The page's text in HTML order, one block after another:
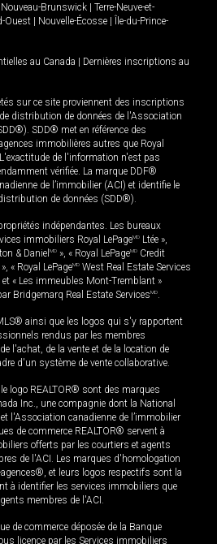
Nouveau-Brunswick | Terre-Neuve-et-
Ouest | Nouvelle-Écosse | Île-du-Prince-
au Canada | Dernières inscriptions au
sur ce site proviennent des inscriptions
distribution de données de l'Association
SDD® met en référence des
immobilières autres que Royal
de l'information n'est pas
vérifiée. La marque DDF®
de l’immobilier (ACI) et identifie le
de données (SDD®).
indépendantes. Les bureaux
immobiliers Royal LePageMD Ltée »,
& Daniel MD », « Royal LePageMD Credit
« Royal LePageMD West Real Estate Services
et « Les immeubles Mont-Tremblant »
Bridgemarq Real Estate ServicesMD
ainsi que les logos qui s'y rapportent
rendus par les membres
l'achat, de la vente et de la location de
d'un système de vente collaborative.
logo REALTOR® sont des marques
Inc., une compagnie dont la National
l'Association canadienne de l’immobilier
de commerce REALTOR® servent à
offerts par les courtiers et agents
de l'ACI. Les marques d'homologation
et leurs logos respectifs sont la
à identifier les services immobiliers que
membres de l'ACI.
de commerce déposée de la Banque
licence par les Services immobiliers